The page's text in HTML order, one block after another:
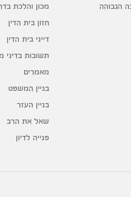
הגבוהה
מכון והלכת
חזון בית הדין
דייני בית הדין
תשובות בדיני
מאמרים
בניין המשפט
בניין העזר
שאל את הרב
פנייה לדיון